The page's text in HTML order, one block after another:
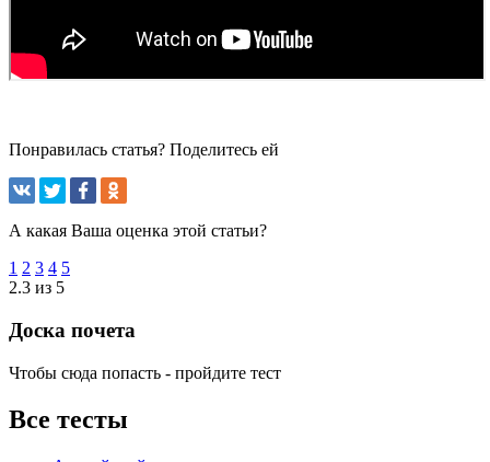
Понравилась статья? Поделитесь ей
А какая Ваша оценка этой статьи?
1 2 3 4 5
2.3 из 5
Доска почета
Чтобы сюда попасть - пройдите тест
Все тесты